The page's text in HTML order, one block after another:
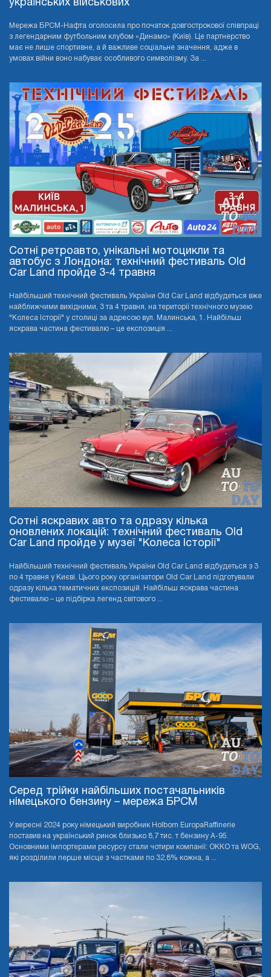
українських військових
Мережа БРСМ-Нафта оголосила про початок довгострокової співпраці
з легендарним футбольним клубом «Динамо» (Київ). Це партнерство
має не лише спортивне, а й важливе соціальне значення, адже в
умовах війни воно набуває особливого символізму. За ...
Сотні ретроавто, унікальні мотоцикли та
автобус з Лондона: технічний фестиваль Old
Car Land пройде 3-4 травня
Найбільший технічний фестиваль України Old Car Land відбудеться вже
найближчими вихідними, 3 та 4 травня, на території технічного музею
"Колеса Історії" у столиці за адресою вул. Малинська, 1. Найбільш
яскрава частина фестивалю – це експозиція ...
Сотні яскравих авто та одразу кілька
оновлених локацій: технічний фестиваль Old
Car Land пройде у музеї "Колеса Історії"
Найбільший технічний фестиваль України Old Car Land відбудеться з 3
по 4 травня у Києві. Цього року організатори Old Car Land підготували
одразу кілька тематичних експозицій. Найбільш яскрава частина
фестивалю – це підбірка легенд світового ...
Серед трійки найбільших постачальників
німецького бензину – мережа БРСМ
У вересні 2024 року німецький виробник Holborn EuropaRaffinerie
поставив на український ринок близько 8,7 тис. т бензину А-95.
Основними імпортерами ресурсу стали чотири компанії: OKKO та WOG,
які розділили перше місце з частками по 32,8% кожна, а ...